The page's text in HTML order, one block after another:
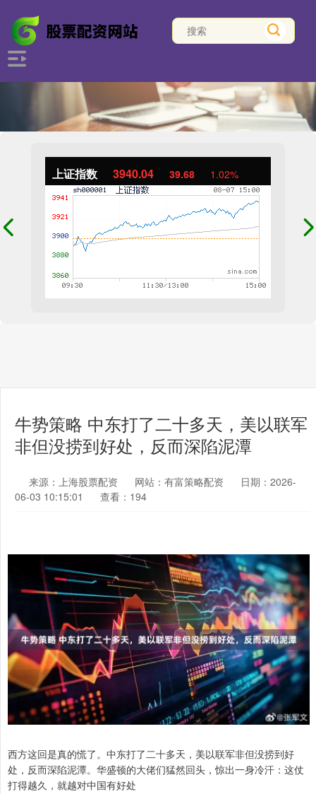
上证指数 3940.04 39.68 1.02%
牛势策略 中东打了二十多天，美以联军
非但没捞到好处，反而深陷泥潭
来源：上海股票配资 网站：有富策略配资
日期：2026-
06-03 10:15:01
查看：194
西方这回是真的慌了。中东打了二十多天，美以联军非但没捞到好
处，反而深陷泥潭。华盛顿的大佬们猛然回头，惊出一身冷汗：这仗
打得越久，就越对中国有好处